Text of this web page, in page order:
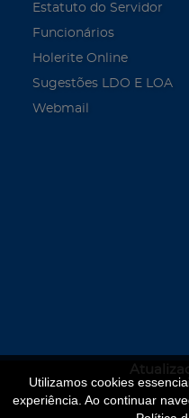
Utilizamos cookies
experiência. Ao continuar
Estatuto do Servidor
Funcionários
Holerite Online
Sugestões LDO E LOA
Webmail